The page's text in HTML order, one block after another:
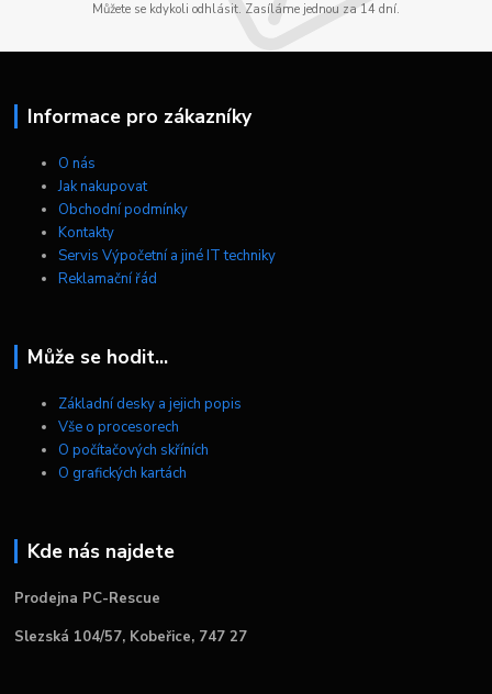
Můžete se kdykoli odhlásit. Zasíláme jednou za 14 dní.
Informace pro zákazníky
O nás
Jak nakupovat
Obchodní podmínky
Kontakty
Servis Výpočetní a jiné IT techniky
Reklamační řád
Může se hodit...
Základní desky a jejich popis
Vše o procesorech
O počítačových skříních
O grafických kartách
Kde nás najdete
Prodejna PC-Rescue
Slezská 104/57, Kobeřice, 747 27